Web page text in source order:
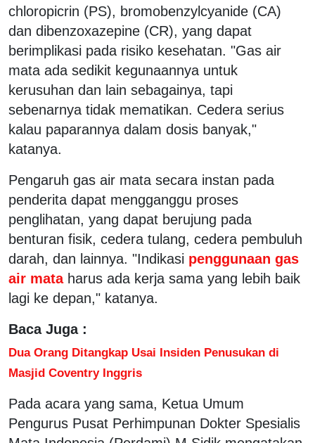
chloropicrin (PS), bromobenzylcyanide (CA)
dan dibenzoxazepine (CR), yang dapat
berimplikasi pada risiko kesehatan. "Gas air
mata ada sedikit kegunaannya untuk
kerusuhan dan lain sebagainya, tapi
sebenarnya tidak mematikan. Cedera serius
kalau paparannya dalam dosis banyak,"
katanya.
Pengaruh gas air mata secara instan pada
penderita dapat mengganggu proses
penglihatan, yang dapat berujung pada
benturan fisik, cedera tulang, cedera pembuluh
darah, dan lainnya. "Indikasi penggunaan gas
air mata harus ada kerja sama yang lebih baik
lagi ke depan," katanya.
Baca Juga :
Dua Orang Ditangkap Usai Insiden Penusukan di
Masjid Coventry Inggris
Pada acara yang sama, Ketua Umum
Pengurus Pusat Perhimpunan Dokter Spesialis